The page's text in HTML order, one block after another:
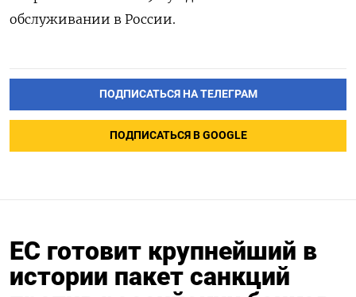
обслуживании в России.
ПОДПИСАТЬСЯ НА ТЕЛЕГРАМ
ПОДПИСАТЬСЯ В GOOGLE
ЕС готовит крупнейший в
истории пакет санкций